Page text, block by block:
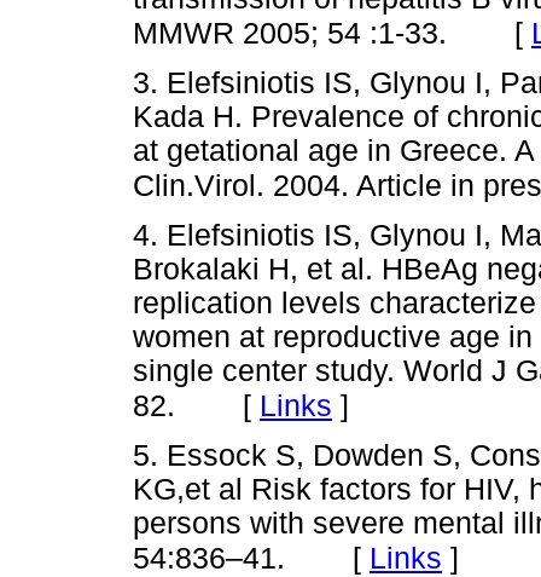
MMWR 2005; 54 :1-33. [
3. Elefsiniotis IS, Glynou I,
Kada H. Prevalence of
at getational age in Greece.
Clin.Virol. 2004. Article in
4. Elefsiniotis IS, Glynou I,
Brokalaki H, et al. HBeAg
replication levels
women at reproductive age
single center study. World J
82. [ Links ]
5. Essock S, Dowden S,
KG,et al Risk factors for HIV,
persons with severe mental
54:836–41. [ Links ]